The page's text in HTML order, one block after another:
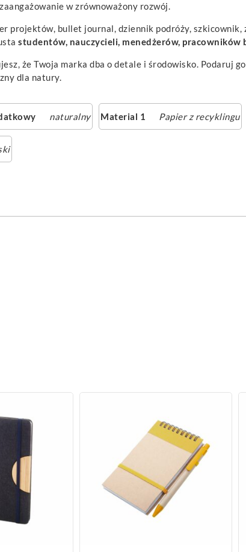
w zrównoważony rozwój.
projektów, bullet journal, dziennik podróży,
studentów, nauczycieli, menedżerów,
że Twoja marka dba o detale i środowisko. Podaruj
dla natury.
naturalny Material 1 Papier z recyklingu